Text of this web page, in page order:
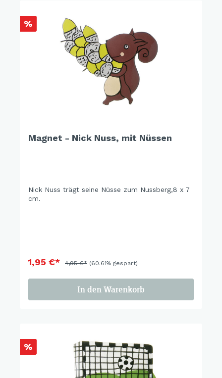
%
Magnet - Nick Nuss, mit Nüssen
Nick Nuss trägt seine Nüsse zum Nussberg,8 x 7
cm.
1,95 €* 4,95 €* (60.61% gespart)
In den Warenkorb
%